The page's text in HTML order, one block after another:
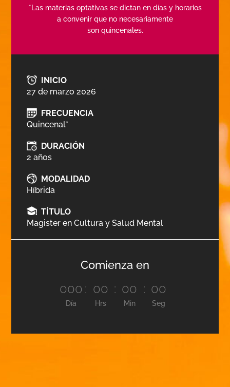
*Las materias optativas se dictan en días y horarios
a convenir que no necesariamente
son quincenales.
INICIO
27 de marzo 2026
FRECUENCIA
Quincenal*
DURACIÓN
2 años
MODALIDAD
Híbrida
TÍTULO
Magister en Cultura y Salud Mental
Comienza en
000
Día
: 00
Hrs
: 00
Min
: 00
Seg